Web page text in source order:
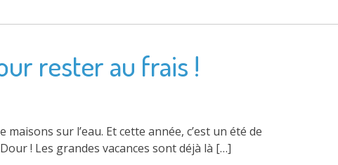
rester au frais !
sur l’eau. Et cette année, c’est un été de
! Les grandes vacances sont déjà là […]